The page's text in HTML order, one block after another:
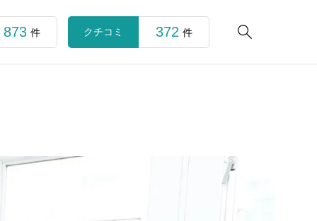

873 件 クチコミ 372 件